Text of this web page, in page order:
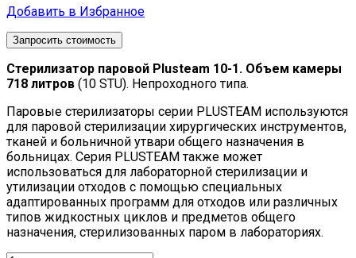
Добавить в Избранное
Запросить стоимость
Стерилизатор паровой Plusteam 10-1. Объем камеры
718 литров (10 STU). Непроходного типа.
Паровые стерилизаторы серии PLUSTEAM используются
для паровой стерилизации хирургических инструментов,
тканей и больничной утвари общего назначения в
больницах. Серия PLUSTEAM также может
использоваться для лабораторной стерилизации и
утилизации отходов с помощью специальных
адаптированных программ для отходов или различных
типов жидкостных циклов и предметов общего
назначения, стерилизованных паром в лабораториях.